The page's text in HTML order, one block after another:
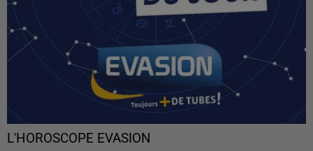
L'HOROSCOPE EVASION